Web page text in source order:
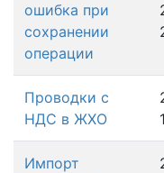
ошибка при
сохранении
операции
Проводки с
НДС в ЖХО
Импорт